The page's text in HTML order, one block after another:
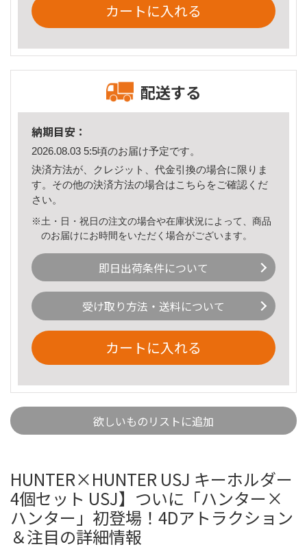
カートに入れる
配送する
納期目安：
2026.08.03 5:5頃のお届け予定です。
決済方法が、クレジット、代金引換の場合に限りま
す。その他の決済方法の場合はこちら をご確認くだ
さい。
※土・日・祝日の注文の場合や在庫状況によって、商品
のお届けにお時間をいただく場合がございます。
即日出荷条件について
受け取り方法・送料について
カートに入れる
欲しいものリストに追加
HUNTER×HUNTER USJ キーホルダー
4個セット USJ】ついに「ハンター×
ハンター」初登場！4Dアトラクション
＆注目の詳細情報